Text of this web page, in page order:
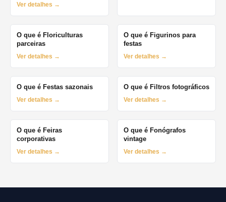
Ver detalhes →
O que é Floriculturas
parceiras
Ver detalhes →
O que é Figurinos para
festas
Ver detalhes →
O que é Festas sazonais
Ver detalhes →
O que é Filtros fotográficos
Ver detalhes →
O que é Feiras
corporativas
Ver detalhes →
O que é Fonógrafos
vintage
Ver detalhes →